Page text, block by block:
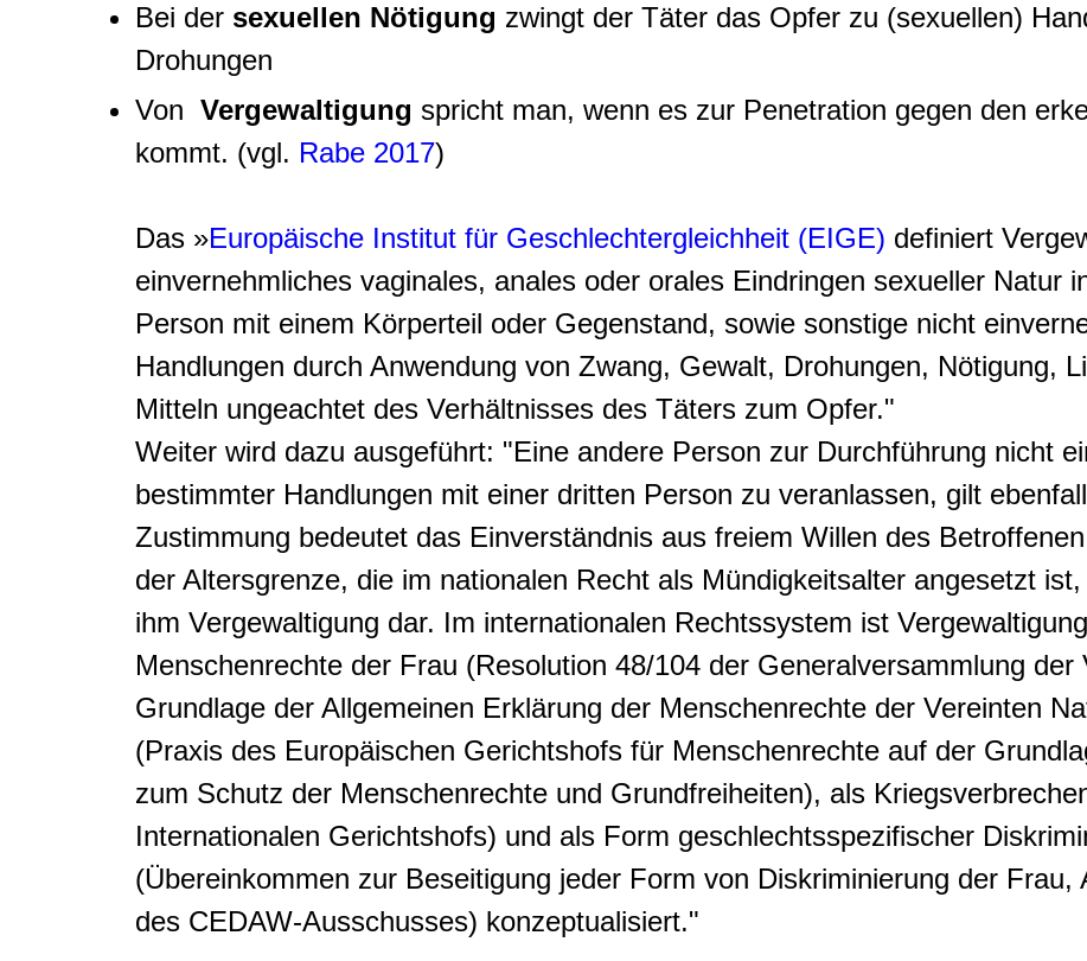
Bei der sexuellen Nötigung zwingt der Täter das Opfer zu (sexuellen)
Drohungen
Von Vergewaltigung spricht man, wenn es zur Penetration gegen den
kommt. (vgl. Rabe 2017)
Das »Europäische Institut für Geschlechtergleichheit (EIGE) definiert
einvernehmliches vaginales, anales oder orales Eindringen sexueller Natur
Person mit einem Körperteil oder Gegenstand, sowie sonstige nicht
Handlungen durch Anwendung von Zwang, Gewalt, Drohungen, Nötigung,
Mitteln ungeachtet des Verhältnisses des Täters zum Opfer."
Weiter wird dazu ausgeführt: "Eine andere Person zur Durchführung nicht
bestimmter Handlungen mit einer dritten Person zu veranlassen, gilt
Zustimmung bedeutet das Einverständnis aus freiem Willen des
der Altersgrenze, die im nationalen Recht als Mündigkeitsalter angesetzt
ihm Vergewaltigung dar. Im internationalen Rechtssystem ist
Menschenrechte der Frau (Resolution 48/104 der Generalversammlung
Grundlage der Allgemeinen Erklärung der Menschenrechte der Vereinten
(Praxis des Europäischen Gerichtshofs für Menschenrechte auf der
zum Schutz der Menschenrechte und Grundfreiheiten), als
Internationalen Gerichtshofs) und als Form geschlechtsspezifischer
(Übereinkommen zur Beseitigung jeder Form von Diskriminierung der Frau,
des CEDAW-Ausschusses) konzeptualisiert."